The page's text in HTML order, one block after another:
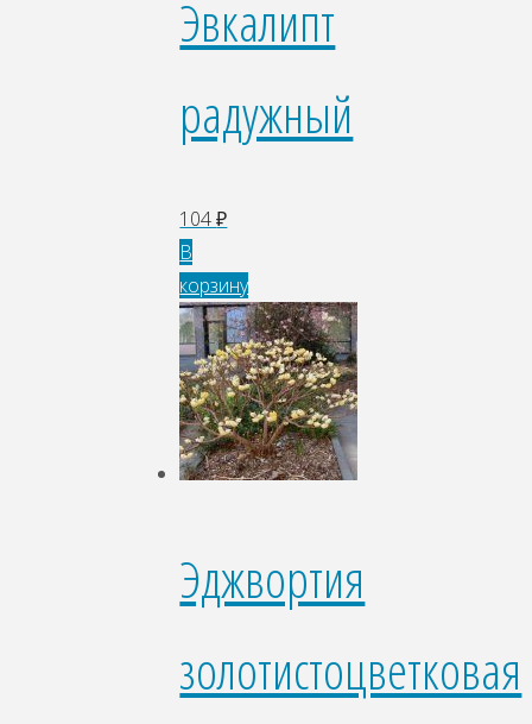
Эвкалипт
радужный
104₽
В
корзину
Эджвортия
золотистоцветковая